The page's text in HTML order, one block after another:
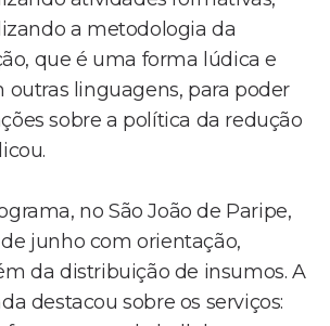
a metodologia da
que é uma forma lúdica e
outras linguagens, para poder
sobre a política da redução
no São João de Paripe,
junho com orientação,
da distribuição de insumos. A
destacou sobre os serviços: